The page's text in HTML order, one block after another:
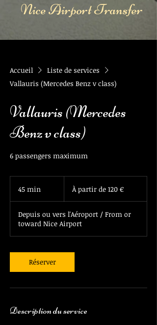
Nice Airport Transfer
Accueil
Liste de services
Vallauris (Mercedes Benz v class)
Vallauris (Mercedes
Benz v class)
6 passengers maximum
45 min
i
n
partir
euros
À partir de 120 €
Depuis ou vers l'Aéroport / From or
toward Nice Airport
Réserver
Description du service